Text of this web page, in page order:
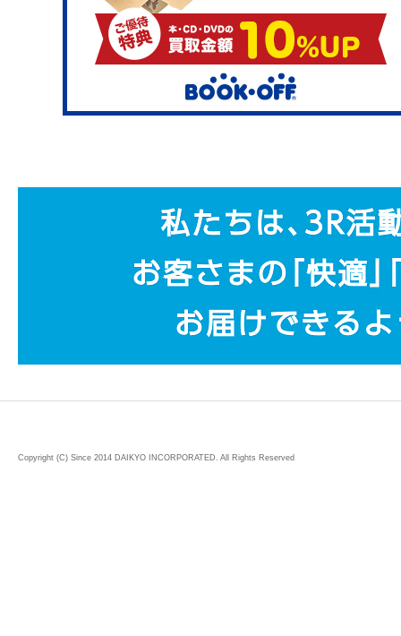
Copyright (C) Since 2014 DAIKYO INCORPORATED. All Rights Reserved